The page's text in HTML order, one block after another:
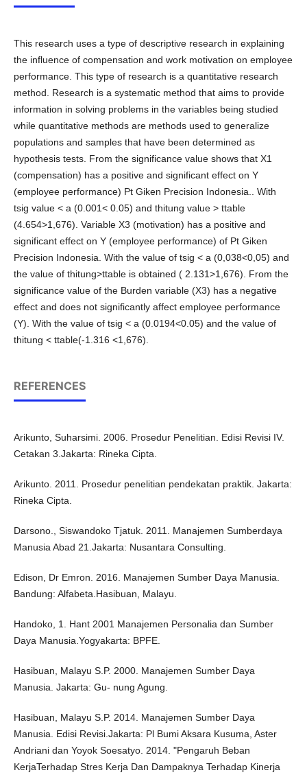
This research uses a type of descriptive research in explaining
the influence of compensation and work motivation on employee
performance. This type of research is a quantitative research
method. Research is a systematic method that aims to provide
information in solving problems in the variables being studied
while quantitative methods are methods used to generalize
populations and samples that have been determined as
hypothesis tests. From the significance value shows that X1
(compensation) has a positive and significant effect on Y
(employee performance) Pt Giken Precision Indonesia.. With
tsig value < a (0.001< 0.05) and thitung value > ttable
(4.654>1,676). Variable X3 (motivation) has a positive and
significant effect on Y (employee performance) of Pt Giken
Precision Indonesia. With the value of tsig < a (0,038<0,05) and
the value of thitung>ttable is obtained ( 2.131>1,676). From the
significance value of the Burden variable (X3) has a negative
effect and does not significantly affect employee performance
(Y). With the value of tsig < a (0.0194<0.05) and the value of
thitung < ttable(-1.316 <1,676).
REFERENCES
Arikunto, Suharsimi. 2006. Prosedur Penelitian. Edisi Revisi IV.
Cetakan 3.Jakarta: Rineka Cipta.
Arikunto. 2011. Prosedur penelitian pendekatan praktik. Jakarta:
Rineka Cipta.
Darsono., Siswandoko Tjatuk. 2011. Manajemen Sumberdaya
Manusia Abad 21.Jakarta: Nusantara Consulting.
Edison, Dr Emron. 2016. Manajemen Sumber Daya Manusia.
Bandung: Alfabeta.Hasibuan, Malayu.
Handoko, 1. Hant 2001 Manajemen Personalia dan Sumber
Daya Manusia.Yogyakarta: BPFE.
Hasibuan, Malayu S.P. 2000. Manajemen Sumber Daya
Manusia. Jakarta: Gu- nung Agung.
Hasibuan, Malayu S.P. 2014. Manajemen Sumber Daya
Manusia. Edisi Revisi.Jakarta: Pl Bumi Aksara Kusuma, Aster
Andriani dan Yoyok Soesatyo. 2014. "Pengaruh Beban
KerjaTerhadap Stres Kerja Dan Dampaknya Terhadap Kinerja